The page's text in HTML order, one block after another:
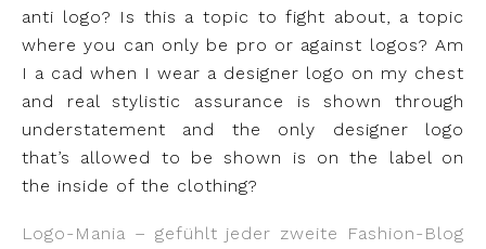
anti logo? Is this a topic to fight about, a topic
where you can only be pro or against logos? Am
I a cad when I wear a designer logo on my chest
and real stylistic assurance is shown through
understatement and the only designer logo
that’s allowed to be shown is on the label on
the inside of the clothing?
Logo-Mania – gefühlt jeder zweite Fashion-Blog